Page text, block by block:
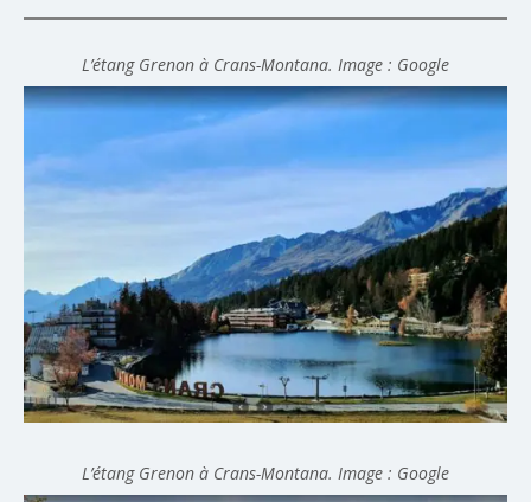
L’étang Grenon à Crans-Montana. Image : Google
L’étang Grenon à Crans-Montana. Image : Google